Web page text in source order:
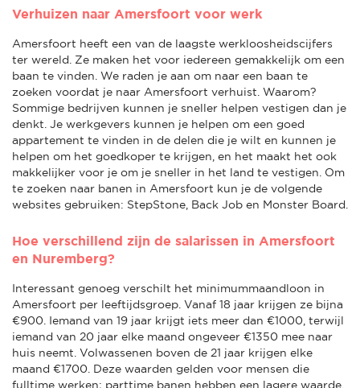
Verhuizen naar Amersfoort voor werk
Amersfoort heeft een van de laagste werkloosheidscijfers
ter wereld. Ze maken het voor iedereen gemakkelijk om een
baan te vinden. We raden je aan om naar een baan te
zoeken voordat je naar Amersfoort verhuist. Waarom?
Sommige bedrijven kunnen je sneller helpen vestigen dan je
denkt. Je werkgevers kunnen je helpen om een goed
appartement te vinden in de delen die je wilt en kunnen je
helpen om het goedkoper te krijgen, en het maakt het ook
makkelijker voor je om je sneller in het land te vestigen. Om
te zoeken naar banen in Amersfoort kun je de volgende
websites gebruiken: StepStone, Back Job en Monster Board.
Hoe verschillend zijn de salarissen in Amersfoort
en Nuremberg?
Interessant genoeg verschilt het minimummaandloon in
Amersfoort per leeftijdsgroep. Vanaf 18 jaar krijgen ze bijna
€900. Iemand van 19 jaar krijgt iets meer dan €1000, terwijl
iemand van 20 jaar elke maand ongeveer €1350 mee naar
huis neemt. Volwassenen boven de 21 jaar krijgen elke
maand €1700. Deze waarden gelden voor mensen die
fulltime werken; parttime banen hebben een lagere waarde.